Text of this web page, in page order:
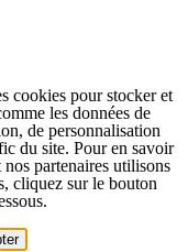
cookies pour stocker et
les données de
de personnalisation
du site. Pour en savoir
partenaires utilisons
cliquez sur le bouton